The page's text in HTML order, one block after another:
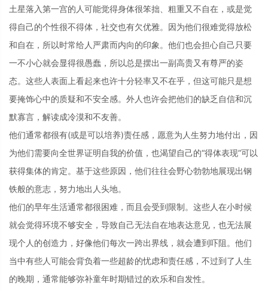
土星落入第一宫的人可能觉得身体很笨拙、粗重又不自在，或是觉
得自己的个性很不得体，社交也有欠优雅。因为他们很难觉得放松
和自在，所以时常给人严肃而内向的印象。他们也会担心自己只要
一不小心就会显得很愚蠢，所以总是摆出一副高贵又有尊严的姿
态。这些人表面上看起来也许十分轻率又不在乎，但这可能只是想
要掩饰心中的质疑和不安全感。外人也许会把他们的缺乏自信和沉
默寡言，解读成冷漠和不友善。
他们通常都很有(或是可以培养)责任感，愿意为人生努力地付出，因
为他们需要向全世界证明自我的价值，也渴望自己的“得体表现”可以
获得集体的肯定。基于这些原因，他们往往会野心勃勃地展现出钢
铁般的意志，努力地出人头地。
他们的早年生活通常都很困难，而且会受到限制。这些人在小时候
就会觉得环境不够安全，导致自己无法自在地表达意见，也无法展
现个人的创造力，好像他们每次一跨出界线，就会遭到吓阻。他们
当中有些人可能会背负着一些超龄的忧虑和责任感，不过到了人生
的晚期，通常能够弥补童年时期错过的欢乐和自发性。